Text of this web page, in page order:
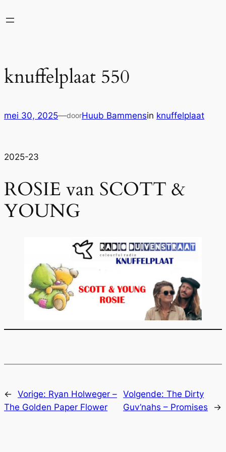
naar
knuffelplaat 550
mei 30, 2025—doorHuub Bammensin knuffelplaat
2025-23
ROSIE van SCOTT &
YOUNG
← Vorige: Ryan Holweger –
The Golden Paper Flower
Volgende:The Dirty
Guv’nahs – Promises
→